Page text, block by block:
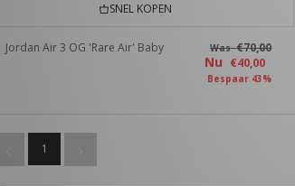
SNEL KOPEN
Jordan Air 3 OG 'Rare Air' Baby Was€70,00
Nu €40,00
Bespaar 43%
1